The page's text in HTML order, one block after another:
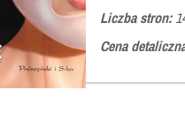
Liczba stron:
Cena